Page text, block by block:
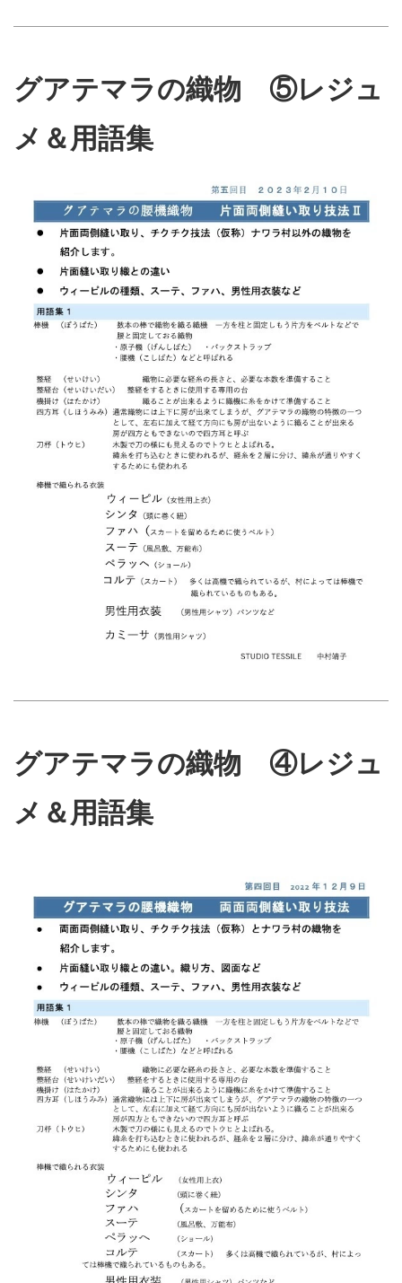
グアテマラの織物 ⑤レジュ
メ＆用語集
グアテマラの織物 ④レジュ
メ＆用語集